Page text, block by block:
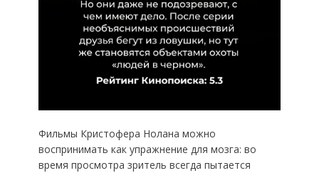
Фильмы Кристофера Нолана можно
воспринимать как упражнение для мозга: во
время просмотра зритель всегда пытается